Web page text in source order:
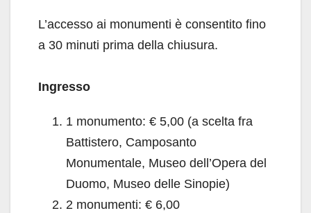
L’accesso ai monumenti è consentito fino
a 30 minuti prima della chiusura.
Ingresso
1 monumento: € 5,00 (a scelta fra
Battistero, Camposanto
Monumentale, Museo dell’Opera del
Duomo, Museo delle Sinopie)
2 monumenti: € 6,00